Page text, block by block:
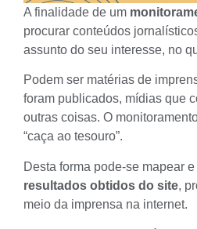
A finalidade de um
procurar conteúdos
assunto do seu interesse, no
Podem ser matérias de
foram publicados, mídias que
outras coisas. O
“caça ao tesouro”.
Desta forma pode-se mapear e
resultados obtidos do site,
meio da imprensa na internet.